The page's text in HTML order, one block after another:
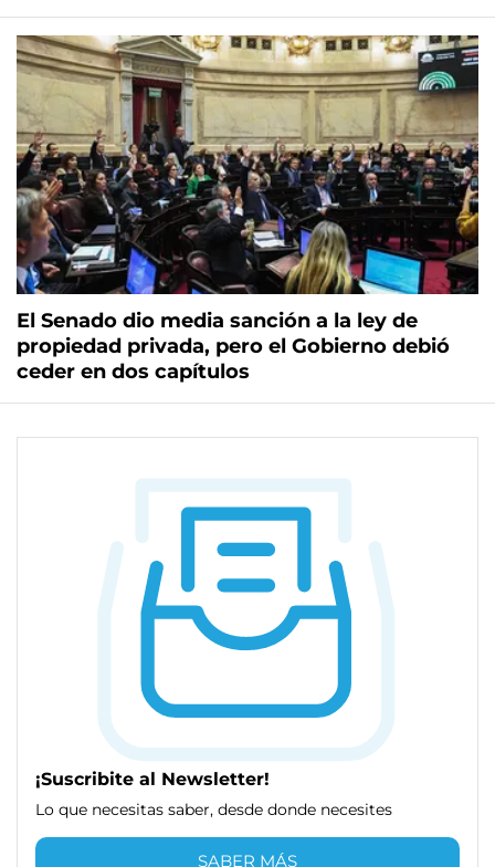
El Senado dio media sanción a la ley de
propiedad privada, pero el Gobierno debió
ceder en dos capítulos
¡Suscribite al Newsletter!
Lo que necesitas saber, desde donde necesites
SABER MÁS